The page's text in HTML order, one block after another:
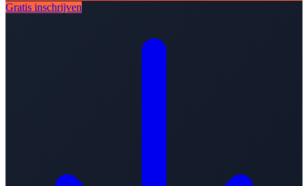
Gratis inschrijven